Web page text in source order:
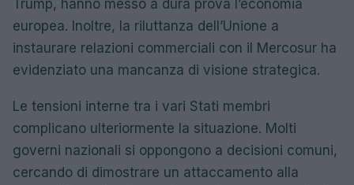
Trump, hanno messo a dura prova l’economia
europea. Inoltre, la riluttanza dell’Unione a
instaurare relazioni commerciali con il Mercosur ha
evidenziato una mancanza di visione strategica.
Le tensioni interne tra i vari Stati membri
complicano ulteriormente la situazione. Molti
governi nazionali si oppongono a decisioni comuni,
cercando di dimostrare un attaccamento alla